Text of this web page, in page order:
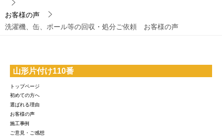
お客様の声
洗濯機、缶、ポール等の回収・処分ご依頼 お客様の声
山形片付け110番
トップページ
初めての方へ
選ばれる理由
お客様の声
施工事例
ご意見・ご感想